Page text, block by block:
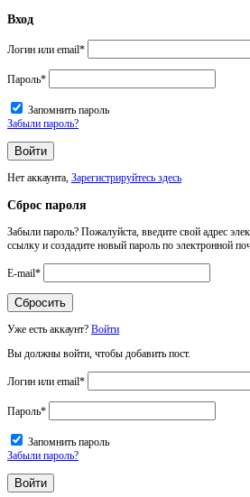
Вход
Логин или email*
Пароль*
Запомнить пароль
Забыли пароль?
Нет аккаунта, Зарегистрируйтесь здесь
Сброс пароля
Забыли пароль? Пожалуйста, введите свой адрес
ссылку и создадите новый пароль по электронной
E-mail*
Уже есть аккаунт? Войти
Вы должны войти, чтобы добавить пост.
Логин или email*
Пароль*
Запомнить пароль
Забыли пароль?